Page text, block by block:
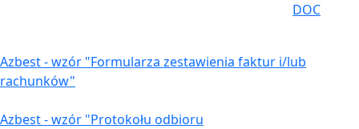
DOC
Azbest - wzór "Formularza zestawienia faktur i/lub
rachunków"
Azbest - wzór "Protokołu odbioru